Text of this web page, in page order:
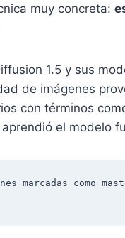
muy concreta:
1.5 y sus
de imágenes
con términos
el modelo
marcadas como